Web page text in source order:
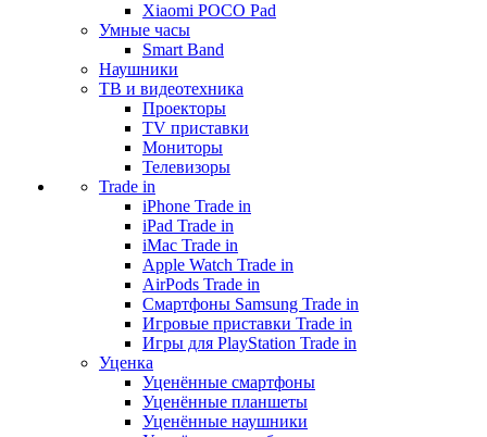
Xiaomi POCO Pad
Умные часы
Smart Band
Наушники
ТВ и видеотехника
Проекторы
TV приставки
Мониторы
Телевизоры
Trade in
iPhone Trade in
iPad Trade in
iMac Trade in
Apple Watch Trade in
AirPods Trade in
Смартфоны Samsung Trade in
Игровые приставки Trade in
Игры для PlayStation Trade in
Уценка
Уценённые смартфоны
Уценённые планшеты
Уценённые наушники